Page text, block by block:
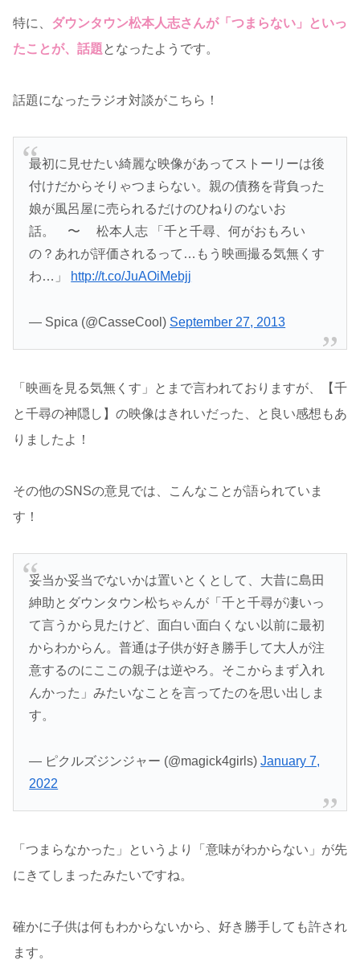
特に、
ダウンタウン松本人志さんが「つまらない」といっ
たことが、話題となったようです。
話題になったラジオ対談がこちら！
最初に見せたい綺麗な映像があってストーリーは後
付けだからそりゃつまらない。親の債務を背負った
娘が風呂屋に売られるだけのひねりのないお
話。 〜 松本人志 「千と千尋、何がおもろい
の？あれが評価されるって…もう映画撮る気無くす
わ…」
http://t.co/JuAOiMebjj
— Spica (@CasseCool) September 27, 2013
「映画を見る気無くす」とまで言われておりますが、【千
と千尋の神隠し】の映像はきれいだった、と良い感想もあ
りましたよ！
その他のSNSの意見では、こんなことが語られていま
す！
妥当か妥当でないかは置いとくとして、大昔に島田
紳助とダウンタウン松ちゃんが「千と千尋が凄いっ
て言うから見たけど、面白い面白くない以前に最初
からわからん。普通は子供が好き勝手して大人が注
意するのにここの親子は逆やろ。そこからまず入れ
んかった」みたいなことを言ってたのを思い出しま
す。
— ピクルズジンジャー (@magick4girls)January 7,
2022
「つまらなかった」というより「意味がわからない」が先
にきてしまったみたいですね。
確かに子供は何もわからないから、好き勝手しても許され
ます。